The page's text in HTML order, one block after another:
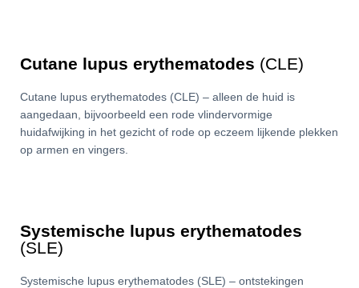
Cutane lupus erythematodes (CLE)
Cutane lupus erythematodes (CLE) – alleen de huid is
aangedaan, bijvoorbeeld een rode vlindervormige
huidafwijking in het gezicht of rode op eczeem lijkende plekken
op armen en vingers.
Systemische lupus erythematodes
(SLE)
Systemische lupus erythematodes (SLE) – ontstekingen